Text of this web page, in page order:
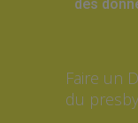
des
Faire un
du